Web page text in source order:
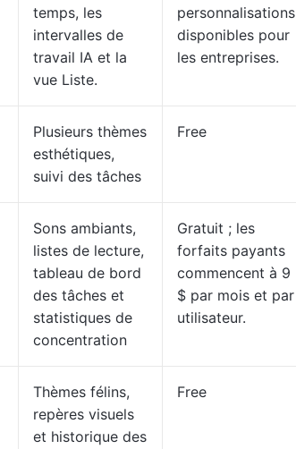
temps, les
intervalles de
travail IA et la
vue Liste.
personnalisations
disponibles pour
les entreprises.
Plusieurs thèmes
esthétiques,
suivi des tâches
Free
Sons ambiants,
listes de lecture,
tableau de bord
des tâches et
statistiques de
concentration
Gratuit ; les
forfaits payants
commencent à 9
$ par mois et par
utilisateur.
Thèmes félins,
repères visuels
et historique des
Free